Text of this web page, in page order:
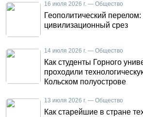
16 июля 2026 г. — Общество
Геополитический перелом:
цивилизационный срез
14 июля 2026 г. — Общество
Как студенты Горного
проходили
Кольском полуострове
13 июля 2026 г. — Общество
Как старейшие в стране